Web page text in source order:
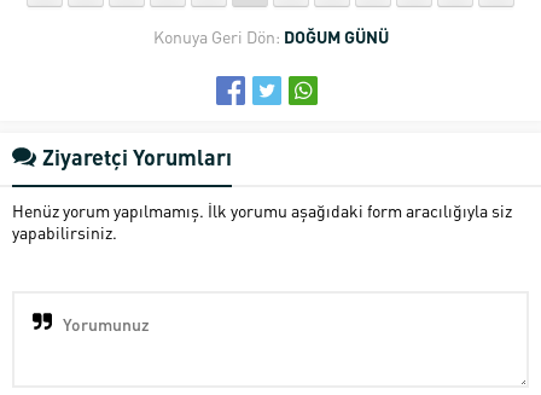
Konuya Geri Dön: DOĞUM GÜNÜ
Ziyaretçi Yorumları
Henüz yorum yapılmamış. İlk yorumu aşağıdaki form aracılığıyla siz
yapabilirsiniz.